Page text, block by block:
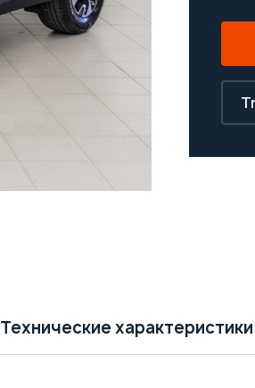
Технические характеристики